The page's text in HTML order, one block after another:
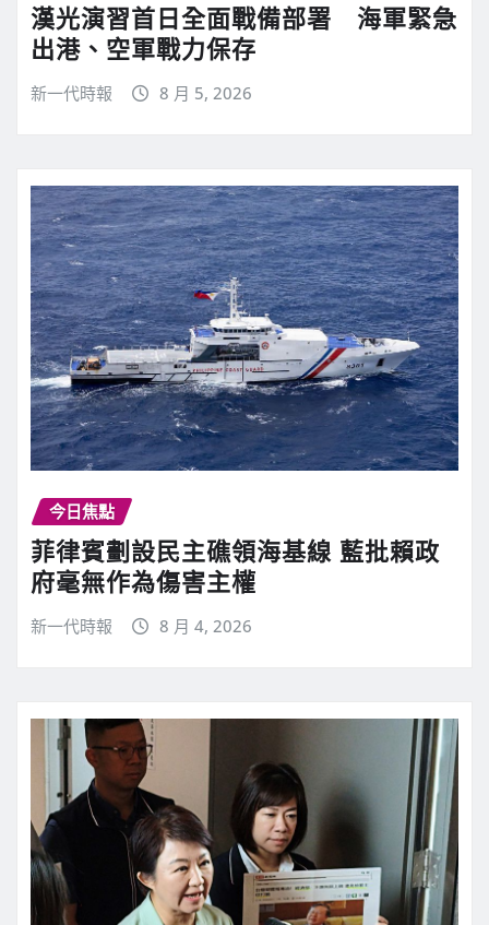
漢光演習首日全面戰備部署 海軍緊急
出港、空軍戰力保存
新一代時報 8 月 5, 2026
今日焦點
菲律賓劃設民主礁領海基線 藍批賴政
府毫無作為傷害主權
新一代時報 8 月 4, 2026